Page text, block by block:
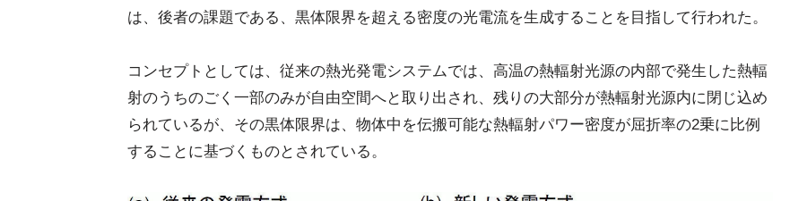
は、後者の課題である、黒体限界を超える密度の光電流を生成することを目指して行われた。
コンセプトとしては、従来の熱光発電システムでは、高温の熱輻射光源の内部で発生した熱輻
射のうちのごく一部のみが自由空間へと取り出され、残りの大部分が熱輻射光源内に閉じ込め
られているが、その黒体限界は、物体中を伝搬可能な熱輻射パワー密度が屈折率の2乗に比例
することに基づくものとされている。